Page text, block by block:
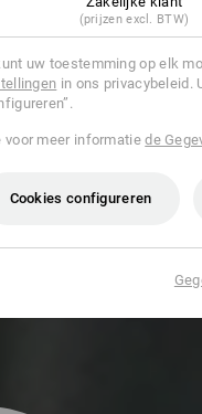
(prijzen excl. BTW)
uw toestemming op elk
in ons privacybeleid.
voor meer informatiede
Cookies configureren